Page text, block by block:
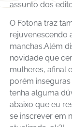
assunto dos
O Fotona traz
rejuvenescendo
manchas.Além
novidade que
mulheres, afinal
porém
tenha alguma
abaixo que eu
se inscrever em